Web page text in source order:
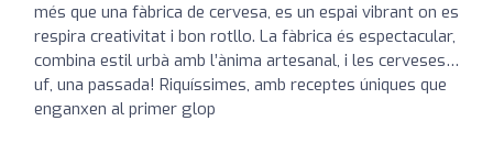
més que una fàbrica de cervesa, es un espai vibrant on es
respira creativitat i bon rotllo. La fàbrica és espectacular,
combina estil urbà amb l’ànima artesanal, i les cerveses…
uf, una passada! Riquíssimes, amb receptes úniques que
enganxen al primer glop